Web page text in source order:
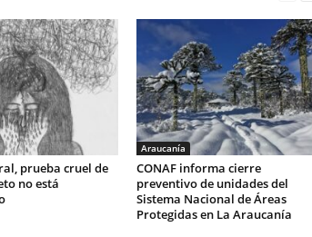
prueba cruel de
no está
Araucanía
CONAF informa cierre
preventivo de unidades del
Sistema Nacional de Áreas
Protegidas en La Araucanía